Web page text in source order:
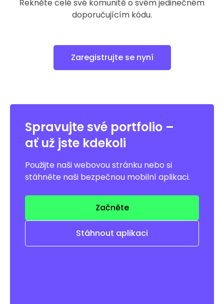
Řekněte celé své komunitě o svém jedinečném
doporučujícím kódu.
Zaregistrujte se nyní
Spravujte své portfolio –
ať už jste kdekoli
Použijte naši webovou stránku nebo si
stáhněte naši bezpečnou mobilní aplikaci.
Začněte
Stáhnout aplikaci